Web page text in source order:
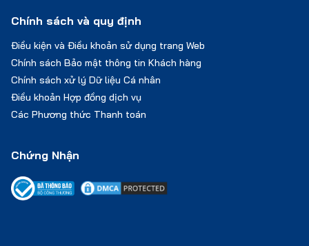
Chứng Nhận
Chính sách và quy định
Điều kiện và Điều khoản sử dụng trang Web
Chính sách Bảo mật thông tin Khách hàng
Chính sách xử lý Dữ liệu Cá nhân
Điều khoản Hợp đồng dịch vụ
Các Phương thức Thanh toán